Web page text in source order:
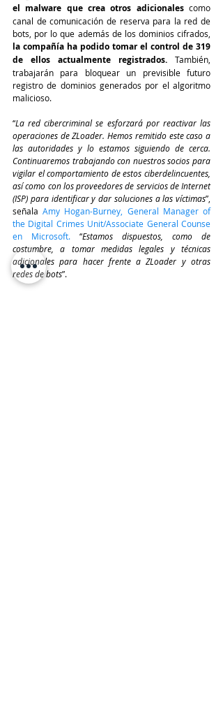
el malware que crea otros adicionales como
canal de comunicación de reserva para la red de
la compañía ha podido tomar el control de 319
de ellos actualmente registrados. También,
trabajarán para bloquear un previsible futuro
registro de dominios generados por el algoritmo
malicioso.
“La red cibercriminal se esforzará por reactivar las
operaciones de ZLoader. Hemos remitido este caso a
las autoridades y lo estamos siguiendo de cerca.
Continuaremos trabajando con nuestros socios para
vigilar el comportamiento de estos ciberdelincuentes,
así como con los proveedores de servicios de Internet
(ISP) para identificar y dar soluciones a las víctimas”,
señala Amy Hogan-Burney, General Manager of
the Digital Crimes Unit/Associate General Counse
en Microsoft. “Estamos dispuestos, como de
costumbre, a tomar medidas legales y técnicas
adicionales para hacer frente a ZLoader y otras
redes de bots”.